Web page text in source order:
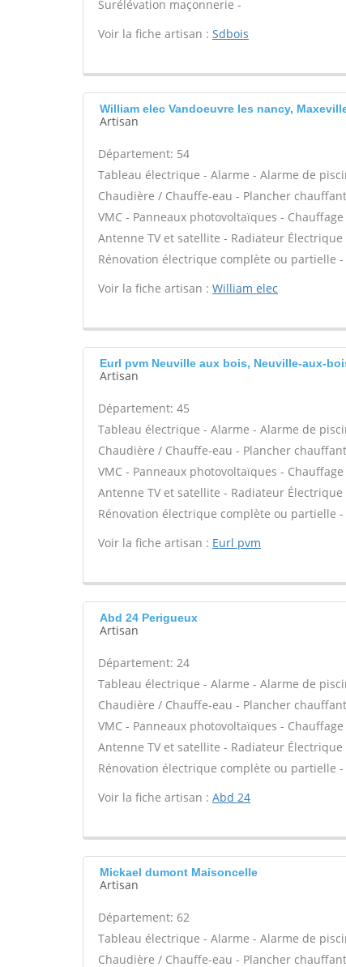
Surélévation maçonnerie -
Voir la fiche artisan : Sdbois
William elec Vandoeuvre les nancy,
Artisan
Département: 54
Tableau électrique - Alarme - Alarme de
Chaudière / Chauffe-eau - Plancher
VMC - Panneaux photovoltaïques -
Antenne TV et satellite - Radiateur
Rénovation électrique complète ou partielle -
Voir la fiche artisan : William elec
Eurl pvm Neuville aux bois, Neuville-aux-
Artisan
Département: 45
Tableau électrique - Alarme - Alarme de
Chaudière / Chauffe-eau - Plancher
VMC - Panneaux photovoltaïques -
Antenne TV et satellite - Radiateur
Rénovation électrique complète ou partielle -
Voir la fiche artisan : Eurl pvm
Abd 24 Perigueux
Artisan
Département: 24
Tableau électrique - Alarme - Alarme de
Chaudière / Chauffe-eau - Plancher
VMC - Panneaux photovoltaïques -
Antenne TV et satellite - Radiateur
Rénovation électrique complète ou partielle -
Voir la fiche artisan : Abd 24
Mickael dumont Maisoncelle
Artisan
Département: 62
Tableau électrique - Alarme - Alarme de
Chaudière / Chauffe-eau - Plancher